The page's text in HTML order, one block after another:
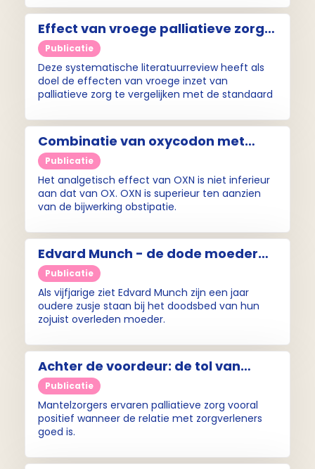
intens meeleven met het langdurig zien of
horen over lijden en nood van patiënten en hun
families.
Effect van vroege palliatieve zorg
op de verblijfsduur op de IC
Publicatie
Deze systematische literatuurreview heeft als
doel de effecten van vroege inzet van
palliatieve zorg te vergelijken met de standaard
verblijfsduur. Aanbevolen wordt nader te
onderzoeken of deze uitkomsten gelden voor
alle intensive care- afdelingen en hoe vroege
inzet van palliatieve zorg te implementeren is.
Combinatie van oxycodon met
naloxon: ook bij kanker een goede
keuze
Publicatie
Het analgetisch effect van OXN is niet inferieur
aan dat van OX. OXN is superieur ten aanzien
van de bijwerking obstipatie.
Edvard Munch - de dode moeder
en het kind (1887-89)
Publicatie
Als vijfjarige ziet Edvard Munch zijn een jaar
oudere zusje staan bij het doodsbed van hun
zojuist overleden moeder.
Achter de voordeur: de tol van
mantelzorg
Publicatie
Mantelzorgers ervaren palliatieve zorg vooral
positief wanneer de relatie met zorgverleners
goed is.